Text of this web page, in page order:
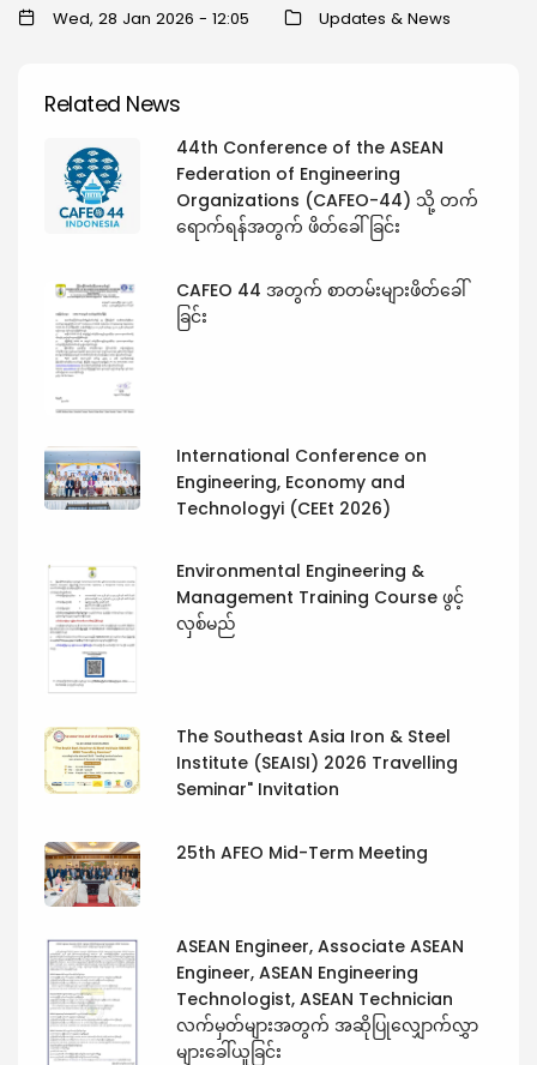
Wed, 28 Jan 2026 - 12:05 Updates & News
Related News
44th Conference of the ASEAN
Federation of Engineering
Organizations (CAFEO-44) သို့ တက်
ရောက်ရန်အတွက် ဖိတ်ခေါ်ခြင်း
CAFEO 44 အတွက် စာတမ်းများဖိတ်ခေါ်
ခြင်း
International Conference on
Engineering, Economy and
Technologyi (CEEt 2026)
Environmental Engineering &
Management Training Course ဖွင့်
လှစ်မည်
The Southeast Asia Iron & Steel
Institute (SEAISI) 2026 Travelling
Seminar" Invitation
25th AFEO Mid-Term Meeting
ASEAN Engineer, Associate ASEAN
Engineer, ASEAN Engineering
Technologist, ASEAN Technician
လက်မှတ်များအတွက် အဆိုပြုလျှောက်လွှာ
များခေါ်ယူခြင်း